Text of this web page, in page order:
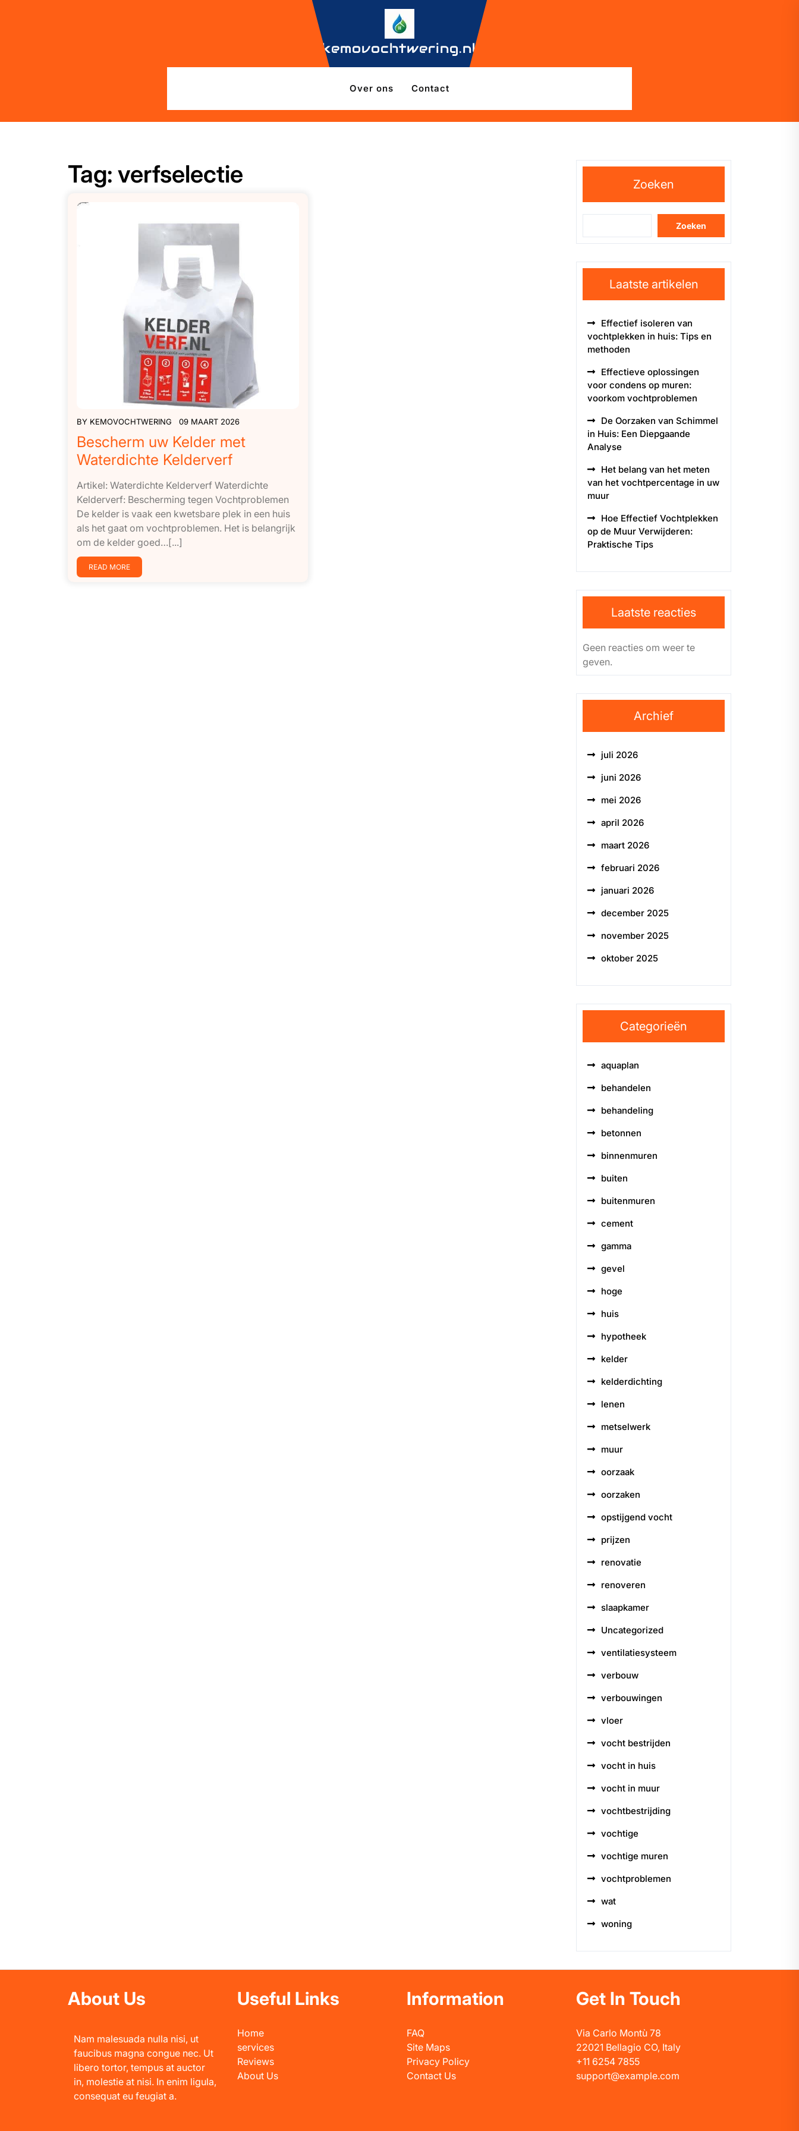
kemovochtwering.nl
Over ons Contact
Tag: verfselectie
BY KEMOVOCHTWERING 09 MAART 2026
Bescherm uw Kelder met
Waterdichte Kelderverf
Artikel: Waterdichte Kelderverf Waterdichte
Kelderverf: Bescherming tegen Vochtproblemen
De kelder is vaak een kwetsbare plek in een huis
als het gaat om vochtproblemen. Het is belangrijk
om de kelder goed…[...]
READ MORE
Zoeken
Zoeken
Laatste artikelen
Effectief isoleren van
vochtplekken in huis: Tips en
methoden
Effectieve oplossingen
voor condens op muren:
voorkom vochtproblemen
De Oorzaken van Schimmel
in Huis: Een Diepgaande
Analyse
Het belang van het meten
van het vochtpercentage in uw
muur
Hoe Effectief Vochtplekken
op de Muur Verwijderen:
Praktische Tips
Laatste reacties
Geen reacties om weer te
geven.
Archief
juli 2026
juni 2026
mei 2026
april 2026
maart 2026
februari 2026
januari 2026
december 2025
november 2025
oktober 2025
Categorieën
aquaplan
behandelen
behandeling
betonnen
binnenmuren
buiten
buitenmuren
cement
gamma
gevel
hoge
huis
hypotheek
kelder
kelderdichting
lenen
metselwerk
muur
oorzaak
oorzaken
opstijgend vocht
prijzen
renovatie
renoveren
slaapkamer
Uncategorized
ventilatiesysteem
verbouw
verbouwingen
vloer
vocht bestrijden
vocht in huis
vocht in muur
vochtbestrijding
vochtige
vochtige muren
vochtproblemen
wat
woning
About Us
Nam malesuada nulla nisi, ut
faucibus magna congue nec. Ut
libero tortor, tempus at auctor
in, molestie at nisi. In enim ligula,
consequat eu feugiat a.
Useful Links
Home
services
Reviews
About Us
Information
FAQ
Site Maps
Privacy Policy
Contact Us
Get In Touch
Via Carlo Montù 78
22021 Bellagio CO, Italy
+11 6254 7855
support@example.com